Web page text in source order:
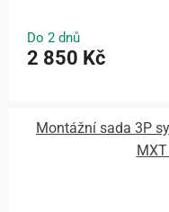
Do 2 dnů
2 850 Kč
Montážní sada 3P